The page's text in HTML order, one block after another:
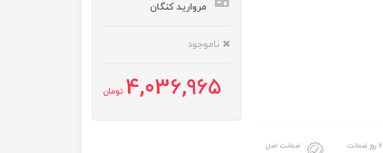
۷ روز ضمانت
ضمانت اصل
مروارید کنگان
ناموجود
4,036,965 تومان